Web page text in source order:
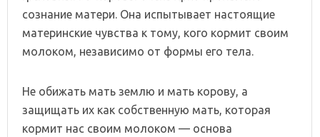
сознание матери. Она испытывает настоящие
материнские чувства к тому, кого кормит своим
молоком, независимо от формы его тела.
Не обижать мать землю и мать корову, а
защищать их как собственную мать, которая
кормит нас своим молоком — основа